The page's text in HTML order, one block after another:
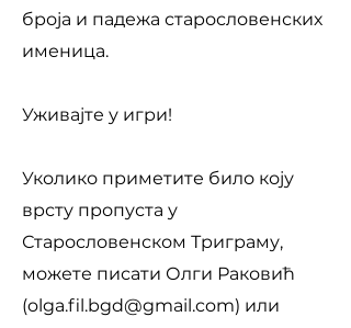
броја и падежа старословенских
именица.
Уживајте у игри!
Уколико приметите било коју
врсту пропуста у
Старословенском Триграму,
можете писати Олги Раковић
(olga.fil.bgd@gmail.com) или